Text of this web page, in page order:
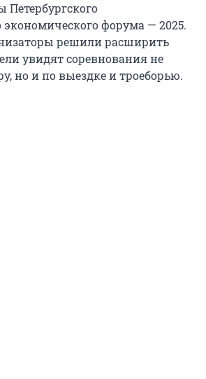
форума — 2025.
решили расширить
увидят соревнования не
но и по выездке и троеборью.